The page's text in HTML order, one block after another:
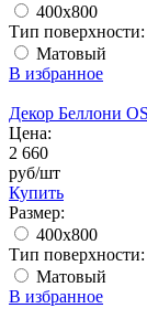
400х800
Тип поверхности:
Матовый
В избранное
Декор Беллони
Цена:
2 660
руб/шт
Купить
Размер:
400х800
Тип поверхности:
Матовый
В избранное